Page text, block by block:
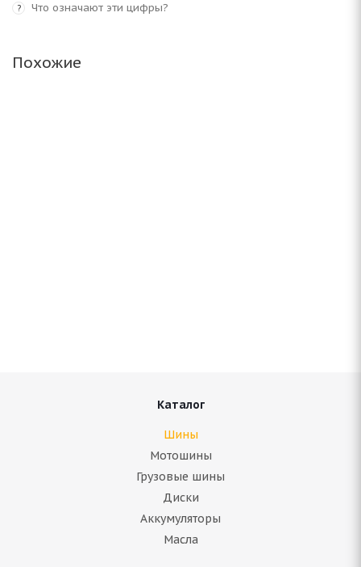
? Что означают эти цифры?
Похожие
Каталог
Шины
Мотошины
Грузовые шины
Диски
Аккумуляторы
Масла